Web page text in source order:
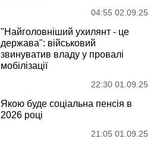
04:55 02.09.25
"Найголовніший ухилянт - це
держава": військовий
звинуватив владу у провалі
мобілізації
22:30 01.09.25
Якою буде соціальна пенсія в
2026 році
21:05 01.09.25